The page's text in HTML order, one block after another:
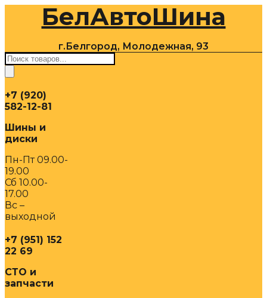
содержимомуБелАвтоШина
г.Белгород, Молодежная, 93
Поиск
товаров
+7 (920)
582-12-81
Шины и
диски
Пн-Пт 09.00-
19.00
Сб 10.00-
17.00
Вс –
выходной
+7 (951) 152
22 69
СТО и
запчасти